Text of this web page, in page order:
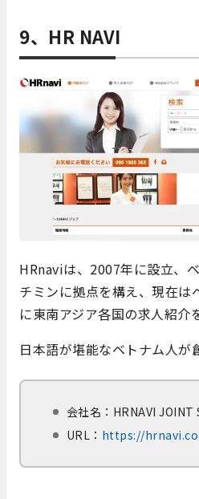
9、HR NAVI
HRnaviは、2007年に設立、
チミンに拠点を構え、現在は
に東南アジア各国の求人紹介
日本語が堪能なベトナム人が
会社名： HRNAVI JOINT
URL： https://